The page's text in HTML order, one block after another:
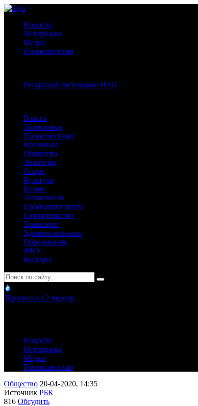
Новости
Материалы
Медиа
Происшествия
Ресурсный потенциал НАО
Власть
Экономика
Происшествия
Криминал
Общество
Экология
Спорт
Культура
Бизнес
Технологии
Промышленность
Строительство
Транспорт
Здравоохранение
Образование
ЖКХ
Выборы
Прогноз на 2 недели
Новости
Материалы
Медиа
Происшествия
Общество 20-04-2020, 14:35
Источник РБК
816 Обсудить